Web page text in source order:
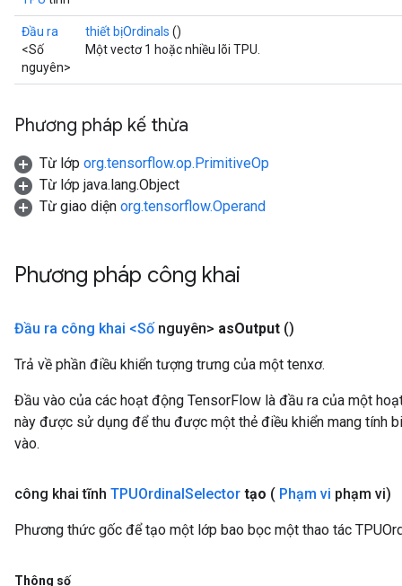
Đầu ra
<Số
nguyên>
thiết bịOrdinals ()
Một vectơ 1 hoặc nhiều lõi TPU.
Phương pháp kế thừa
Từ lớp org.tensorflow.op.PrimitiveOp
Từ lớp java.lang.Object
Từ giao diện org.tensorflow.Operand
Phương pháp công khai
Đầu ra công khai <Sốnguyên> asOutput ()
Trả về phần điều khiển tượng trưng của một tenxơ.
Đầu vào của các hoạt động TensorFlow là đầu ra của một
này được sử dụng để thu được một thẻ điều khiển mang tính
vào.
công khai tĩnh TPUOrdinalSelector tạo ( Phạm vi phạm vi)
Phương thức gốc để tạo một lớp bao bọc một thao tác
Thông số